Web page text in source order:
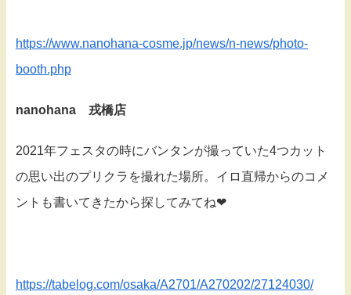
https://www.nanohana-cosme.jp/news/n-news/photo-
booth.php
nanohana 戎橋店
2021年フェスタの時にバンタンが撮っていた4つカット
の思い出のプリクラを撮れた場所。イロ直帰からのコメ
ントも書いてきたから探してみてね❤
https://tabelog.com/osaka/A2701/A270202/27124030/